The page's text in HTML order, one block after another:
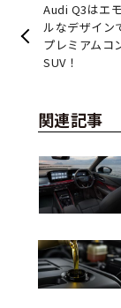
Audi Q3はエ
ルなデザイン
プレミアムコ
SUV！
関連記事